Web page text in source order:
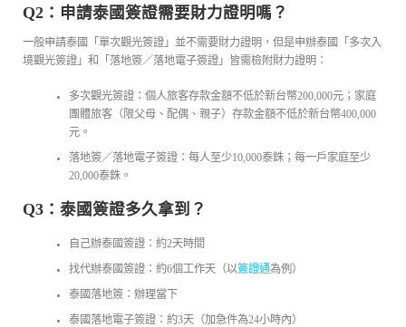
Q2：申請泰國簽證需要財力證明嗎？
一般申請泰國「單次觀光簽證」並不需要財力證明，但是申辦泰國「多次入
境觀光簽證」和「落地簽／落地電子簽證」皆需檢附財力證明：
多次觀光簽證：個人旅客存款金額不低於新台幣200,000元；家庭
團體旅客（限父母、配偶、親子）存款金額不低於新台幣400,000
元。
落地簽／落地電子簽證：每人至少10,000泰銖；每一戶家庭至少
20,000泰銖。
Q3：泰國簽證多久拿到？
自己辦泰國簽證：約2天時間
找代辦泰國簽證：約6個工作天（以簽證通為例）
泰國落地簽：辦理當下
泰國落地電子簽證：約3天（加急件為24小時內）